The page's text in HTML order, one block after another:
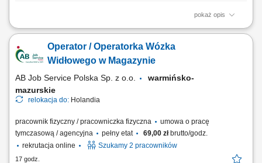
pokaż opis
Opis stanowiska realizacja zadań na linii produkcyjnej w zakładzie
transportowych linii produkcyjnej, utrzymywanie porządku w miejscu
wykonywania obowiązków, przestrzeganie obowiązujących procedur
Operator / Operatorka Wózka
Widłowego w Magazynie
AB Job Service Polska Sp. z o.o.
warmińsko-
mazurskie
relokacja do: Holandia
pracownik fizyczny / pracowniczka fizyczna
umowa o pracę
tymczasową / agencyjna
pełny etat 69,00 złbrutto/godz.
rekrutacja online
Szukamy 2 pracowników
17 godz.